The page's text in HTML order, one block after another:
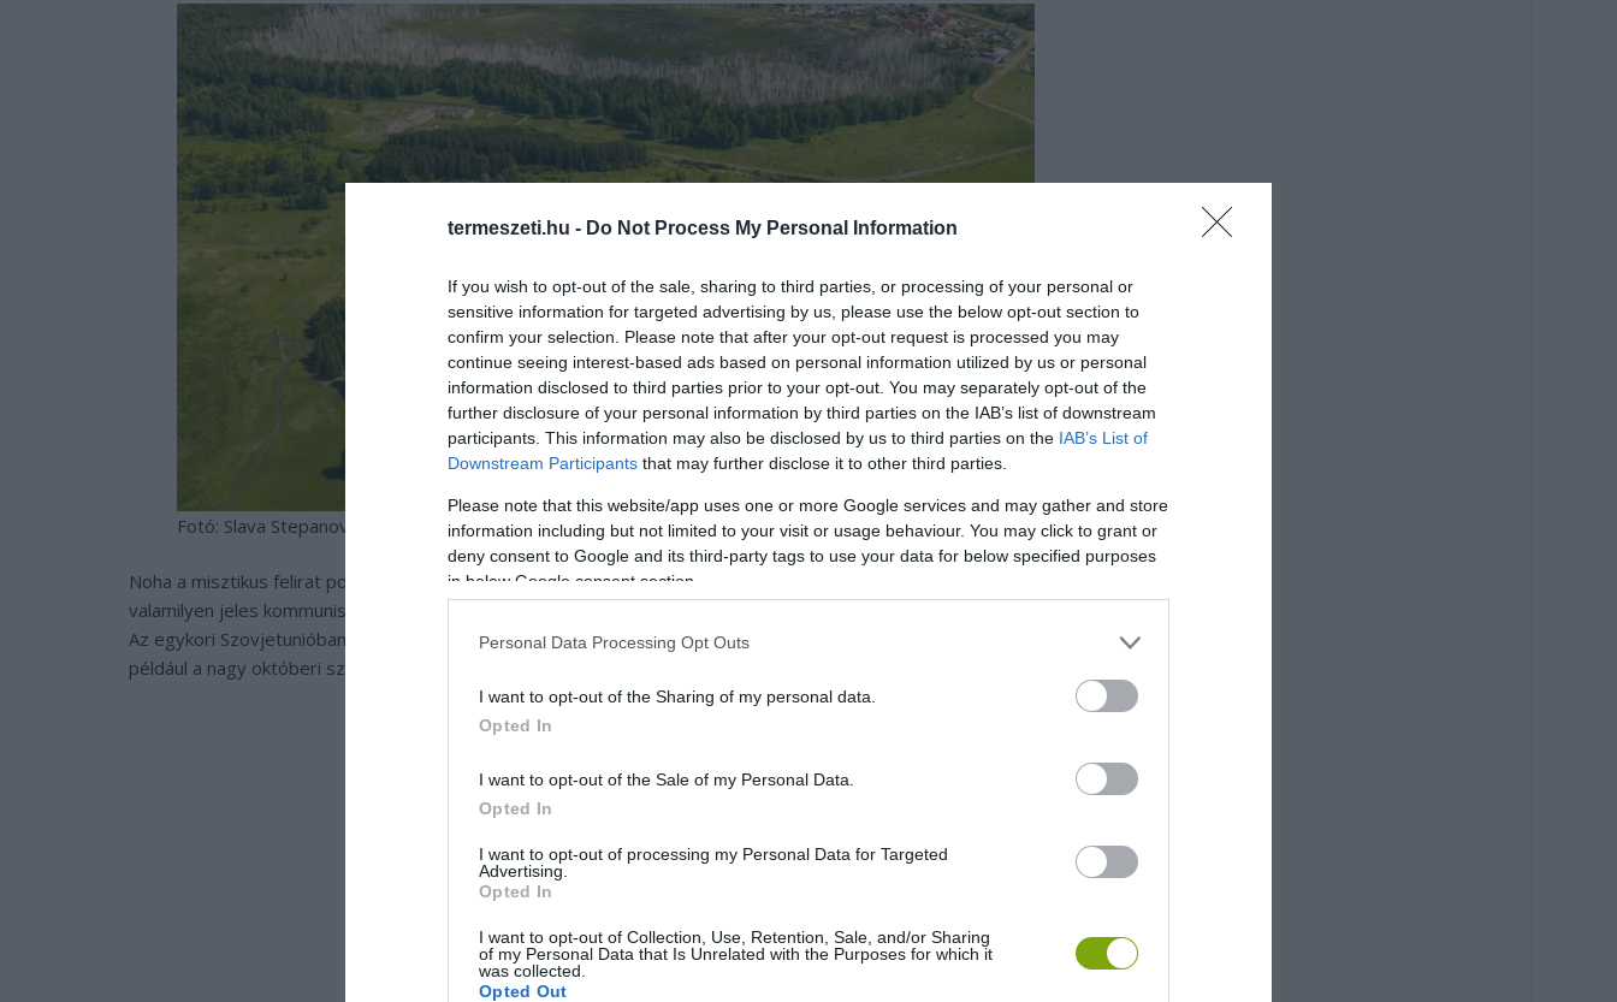
termeszeti.hu - Do Not Process My Personal Information
If you wish to opt-out of the sale, sharing to third parties, or processing of your personal or
sensitive information for targeted advertising by us, please use the below opt-out section to
confirm your selection. Please note that after your opt-out request is processed you may
continue seeing interest-based ads based on personal information utilized by us or personal
information disclosed to third parties prior to your opt-out. You may separately opt-out of the
further disclosure of your personal information by third parties on the IAB’s list of downstream
participants. This information may also be disclosed by us to third parties on the IAB’s List of
Downstream Participants that may further disclose it to other third parties.
Please note that this website/app uses one or more Google services and may gather and store
information including but not limited to your visit or usage behaviour. You may click to grant or
deny consent to Google and its third-party tags to use your data for below specified purposes
in below Google consent section.
Personal Data Processing Opt Outs
I want to opt-out of the Sharing of my personal data.
Opted In
I want to opt-out of the Sale of my Personal Data.
Opted In
I want to opt-out of processing my Personal Data for Targeted
Advertising.
Opted In
I want to opt-out of Collection, Use, Retention, Sale, and/or Sharing
of my Personal Data that Is Unrelated with the Purposes for which it
was collected.
Opted Out
Fotó: Slava Stepanov/Instagram
Noha a misztikus felirat pontos eredete nem ismert, Sztyepanov úgy véli, hogy az a legvalószínűbb, hogy
valamilyen jeles kommunista évforduló alkalmából készült, az 1970-es évektől kezdve több ilyet is tartottak.
Az egykori Szovjetunióban ugyanis a lakók rendszeresen megemlékeztek a jelentős eseményekről, így
például a nagy októberi szocialista forradalom jubileumáról, vagy akár Lenin születésének kerek évfordulóiról.